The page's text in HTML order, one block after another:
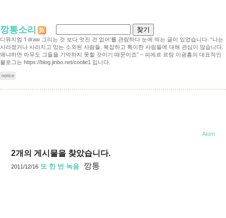
깡통소리
디뮤지엄 ‘I draw 그리는 것 보다 멋진 건 없어’를 관람하다 눈에 띄는 글이 있었습니다. “나는
사라졌거나 사라지고 있는 소외된 사람들, 복잡하고 특이한 사람들에 대해 관심이 많습니다.
왜냐하면 아무도 그들을 기억하지 못할 것이기 때문이죠” – 피에르 르탕 이광흠의 대표적인
블로그는 https://blog.jinbo.net/coolie1 입니다.
notice
Atom
2개의 게시물을 찾았습니다.
2011/12/16 또 한 번 녹음 깡통